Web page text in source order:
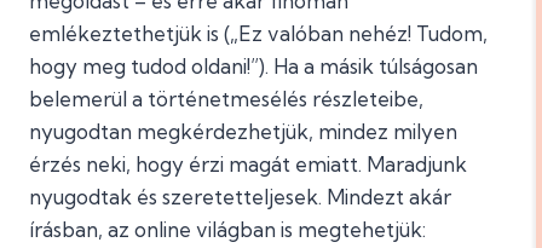
emlékeztethetjük is („Ez valóban nehéz! Tudom,
hogy meg tudod oldani!”). Ha a másik túlságosan
belemerül a történetmesélés részleteibe,
nyugodtan megkérdezhetjük, mindez milyen
érzés neki, hogy érzi magát emiatt. Maradjunk
nyugodtak és szeretetteljesek. Mindezt akár
írásban, az online világban is megtehetjük: